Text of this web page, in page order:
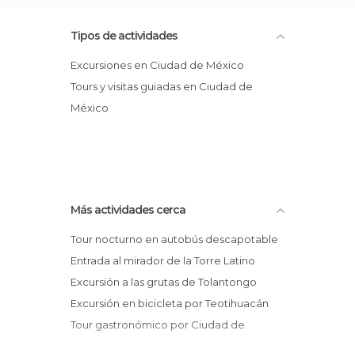
Tipos de actividades
Excursiones en Ciudad de México
Tours y visitas guiadas en Ciudad de
México
Más actividades cerca
Tour nocturno en autobús descapotable
Entrada al mirador de la Torre Latino
Excursión a las grutas de Tolantongo
Excursión en bicicleta por Teotihuacán
Tour gastronómico por Ciudad de